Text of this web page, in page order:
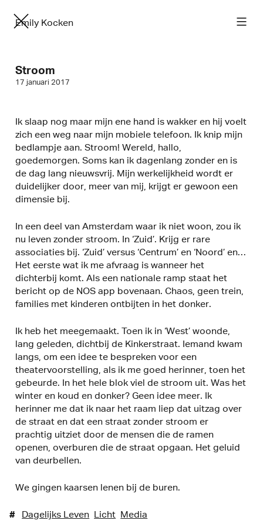
Emily Kocken
Stroom
17 januari 2017
Ik slaap nog maar mijn ene hand is wakker en hij voelt
zich een weg naar mijn mobiele telefoon. Ik knip mijn
bedlampje aan. Stroom! Wereld, hallo,
goedemorgen. Soms kan ik dagenlang zonder en is
de dag lang nieuwsvrij. Mijn werkelijkheid wordt er
duidelijker door, meer van mij, krijgt er gewoon een
dimensie bij.
In een deel van Amsterdam waar ik niet woon, zou ik
nu leven zonder stroom. In ‘Zuid’. Krijg er rare
associaties bij. ‘Zuid’ versus ‘Centrum’ en ‘Noord’ en…
Het eerste wat ik me afvraag is wanneer het
dichterbij komt. Als een nationale ramp staat het
bericht op de NOS app bovenaan. Chaos, geen trein,
families met kinderen ontbijten in het donker.
Ik heb het meegemaakt. Toen ik in ‘West’ woonde,
lang geleden, dichtbij de Kinkerstraat. Iemand kwam
langs, om een idee te bespreken voor een
theatervoorstelling, als ik me goed herinner, toen het
gebeurde. In het hele blok viel de stroom uit. Was het
winter en koud en donker? Geen idee meer. Ik
herinner me dat ik naar het raam liep dat uitzag over
de straat en dat een straat zonder stroom er
prachtig uitziet door de mensen die de ramen
openen, overburen die de straat opgaan. Het geluid
van deurbellen.
We gingen kaarsen lenen bij de buren.
# Dagelijks Leven Licht Media